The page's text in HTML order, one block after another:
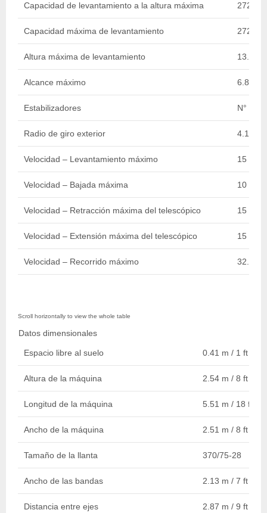
Capacidad de levantamiento a la altura máxima
Capacidad máxima de levantamiento
Altura máxima de levantamiento 13.54
Alcance máximo 6.81 m
Estabilizadores N°
Radio de giro exterior 4.19 m
Velocidad – Levantamiento máximo 15 sec.
Velocidad – Bajada máxima 10 sec.
Velocidad – Retracción máxima del telescópico 15 sec.
Velocidad – Extensión máxima del telescópico 15 sec.
Velocidad – Recorrido máximo 32.19
Datos dimensionales
Espacio libre al suelo 0.41 m / 1 ft 4 in.
Altura de la máquina 2.54 m / 8 ft 4 in.
Longitud de la máquina 5.51 m / 18 ft 1
Ancho de la máquina 2.51 m / 8 ft 3 in.
Tamaño de la llanta 370/75-28
Ancho de las bandas 2.13 m / 7 ft
Distancia entre ejes 2.87 m / 9 ft 5 in.